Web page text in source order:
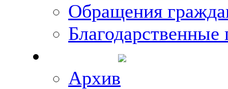
Обращения
Благодарственные
Архив